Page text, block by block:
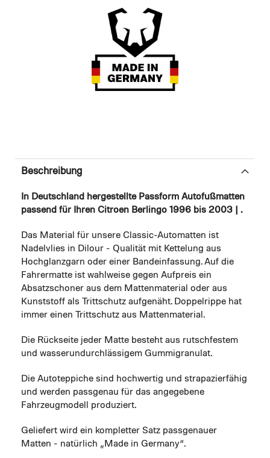
Beschreibung
In Deutschland hergestellte Passform Autofußmatten
passend für Ihren Citroen Berlingo 1996 bis 2003 | .
Das Material für unsere Classic-Automatten ist
Nadelvlies in Dilour - Qualität mit Kettelung aus
Hochglanzgarn oder einer Bandeinfassung. Auf die
Fahrermatte ist wahlweise gegen Aufpreis ein
Absatzschoner aus dem Mattenmaterial oder aus
Kunststoff als Trittschutz aufgenäht. Doppelrippe hat
immer einen Trittschutz aus Mattenmaterial.
Die Rückseite jeder Matte besteht aus rutschfestem
und wasserundurchlässigem Gummigranulat.
Die Autoteppiche sind hochwertig und strapazierfähig
und werden passgenau für das angegebene
Fahrzeugmodell produziert.
Geliefert wird ein kompletter Satz passgenauer
Matten - natürlich „Made in Germany“.